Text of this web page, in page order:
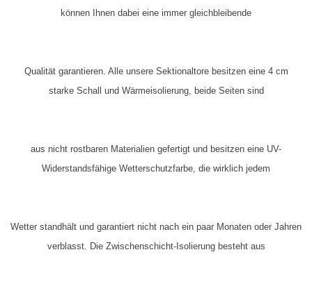
können Ihnen dabei eine immer gleichbleibende
Qualität garantieren. Alle unsere Sektionaltore besitzen eine 4 cm
starke Schall und Wärmeisolierung, beide Seiten sind
aus nicht rostbaren Materialien gefertigt und besitzen eine UV-
Widerstandsfähige Wetterschutzfarbe, die wirklich jedem
Wetter standhält und garantiert nicht nach ein paar Monaten oder Jahren
verblasst. Die Zwischenschicht-Isolierung besteht aus